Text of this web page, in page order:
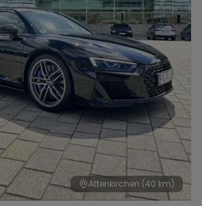
Attenkirchen (40 km)